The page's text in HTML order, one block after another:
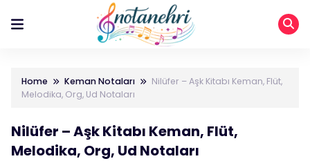
Home Keman Notaları
Nilüfer – Aşk Kitabı Keman, Flüt,
Melodika, Org, Ud Notaları
Nilüfer – Aşk Kitabı Keman, Flüt,
Melodika, Org, Ud Notaları